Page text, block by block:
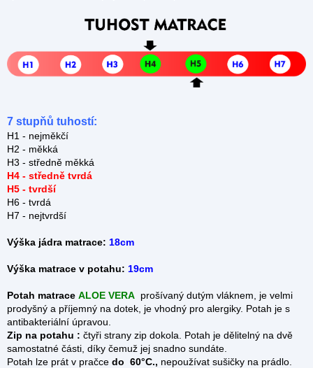
7 stupňů tuhostí:
H1 - nejměkčí
H2 - měkká
H3 - středně měkká
H4 - středně tvrdá
H5 - tvrdší
H6 - tvrdá
H7 - nejtvrdší
Výška jádra matrace: 18cm
Výška matrace v potahu: 19cm
Potah matrace ALOE VERA prošívaný dutým vláknem, je velmi
prodyšný a příjemný na dotek, je vhodný pro alergiky. Potah je s
antibakteriální úpravou.
Zip na potahu : čtyři strany zip dokola.
Potah je dělitelný na dvě
samostatné části, díky čemuž jej snadno sundáte.
Potah lze prát v pračce do 60°C., nepoužívat sušičky na prádlo.